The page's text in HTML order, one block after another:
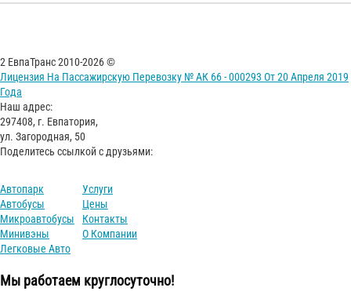
2 ЕвпаТранс 2010-2026 ©
Лицензия На Пассажирскую Перевозку № АК 66 - 000293 От 20 Апреля 2019
Года
Наш адрес:
297408, г. Евпатория,
ул. Загородная, 50
Поделитесь ссылкой с друзьями:
Автопарк
Автобусы
Микроавтобусы
Минивэны
Легковые Авто
Услуги
Цены
Контакты
О Компании
Мы работаем круглосуточно!